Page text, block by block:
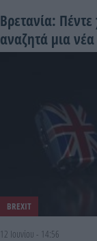
Βρετανία:
αναζητά μια
BREXIT
12 Ιουνίου - 14:56